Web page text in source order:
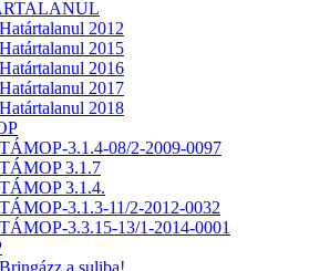
Határtalanul 2012
Határtalanul 2015
Határtalanul 2016
Határtalanul 2017
Határtalanul 2018
TÁMOP-3.1.4-08/2-2009-0097
TÁMOP 3.1.7
TÁMOP 3.1.4.
TÁMOP-3.1.3-11/2-2012-0032
TÁMOP-3.3.15-13/1-2014-0001
Bringázz a suliba!